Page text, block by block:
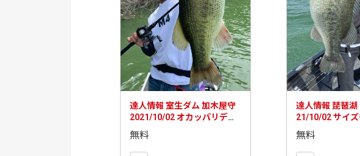
達人情報 室生ダム 加木屋守
2021/10/02 オカッパリディ
ープクランクで中層攻略！
無料
達人情報 琵琶湖
21/10/02 サイ
る楽しい秋にな
た！
無料